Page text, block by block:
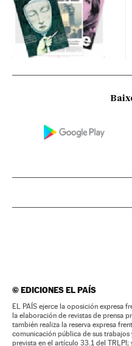
©EDICIONES EL PAÍS
EL PAÍS ejerce la oposición expresa
la elaboración de revistas de prensa
también realiza la reserva expresa
comunicación pública de sus
prevista en el artículo 33.1 del TRLPI;